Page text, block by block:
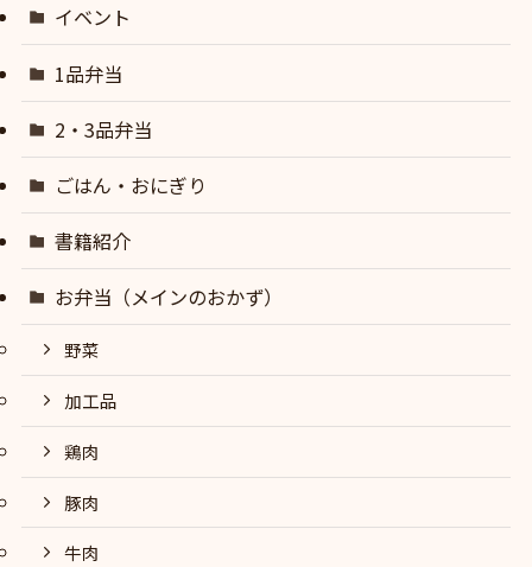
イベント
1品弁当
2・3品弁当
ごはん・おにぎり
書籍紹介
お弁当（メインのおかず）
野菜
加工品
鶏肉
豚肉
牛肉